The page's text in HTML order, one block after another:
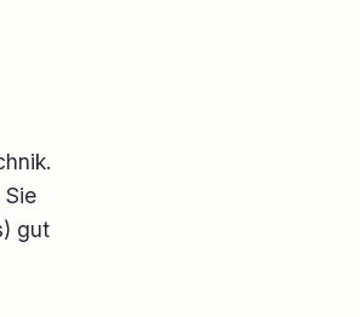
gut